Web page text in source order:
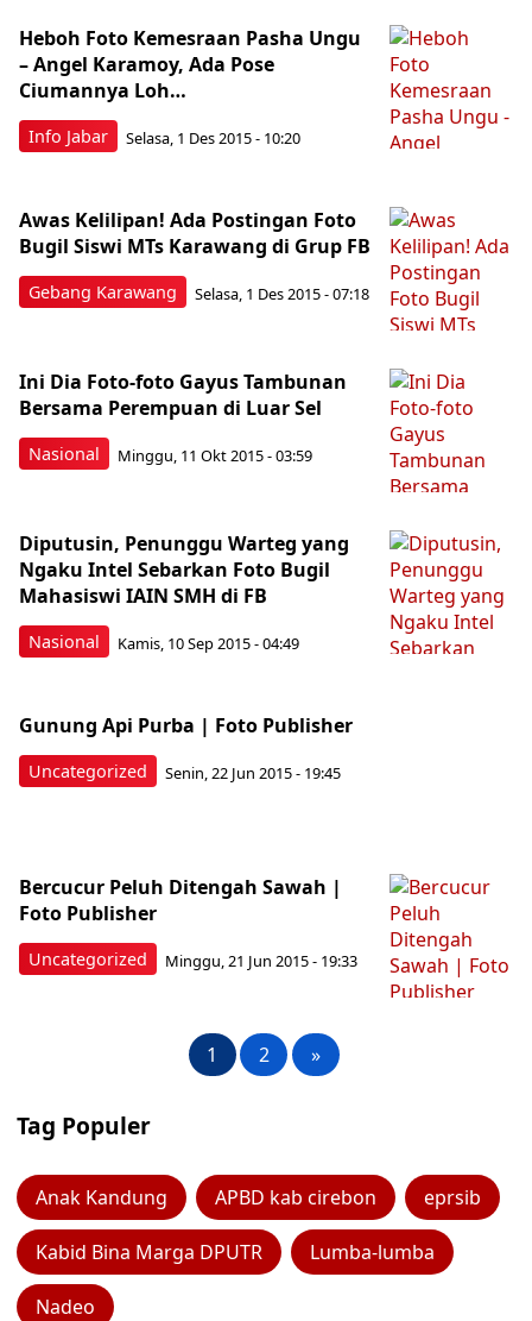
Info Jabar
Heboh Foto Kemesraan Pasha Ungu
– Angel Karamoy, Ada Pose
Ciumannya Loh…
Selasa, 1 Des 2015 - 10:20
Gebang Karawang
Awas Kelilipan! Ada Postingan Foto
Bugil Siswi MTs Karawang di Grup FB
Selasa, 1 Des 2015 - 07:18
Nasional
Ini Dia Foto-foto Gayus Tambunan
Bersama Perempuan di Luar Sel
Minggu, 11 Okt 2015 - 03:59
Nasional
Diputusin, Penunggu Warteg yang
Ngaku Intel Sebarkan Foto Bugil
Mahasiswi IAIN SMH di FB
Kamis, 10 Sep 2015 - 04:49
Uncategorized
Gunung Api Purba | Foto Publisher
Senin, 22 Jun 2015 - 19:45
Uncategorized
Bercucur Peluh Ditengah Sawah |
Foto Publisher
Minggu, 21 Jun 2015 - 19:33
1 2 »
Tag Populer
Anak Kandung APBD kab cirebon eprsib
Kabid Bina Marga DPUTR Lumba-lumba
Nadeo